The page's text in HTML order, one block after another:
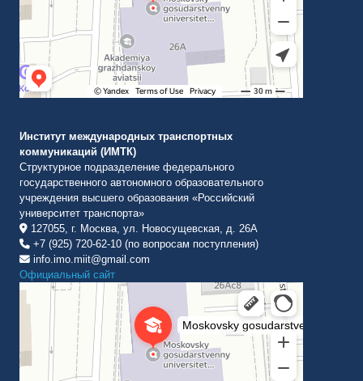
Институт международных транспортных
коммуникаций (ИМТК)
Структурное подразделение федерального
государственного автономного образовательного
учреждения высшего образования «Российский
университет транспорта»
127055, г. Москва, ул. Новосущевская, д. 26А
+7 (925) 720-62-10 (по вопросам поступления)
info.imo.miit@gmail.com
Официальный сайт
Институт международных транспортных коммуникаций Рут
ВУЗ в Москве